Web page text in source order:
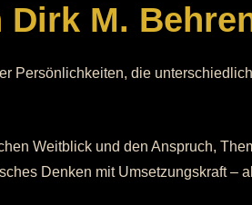
M.
Persönlichkeiten, die
Weitblick und den Anspruch,
Denken mit Umsetzungskraft